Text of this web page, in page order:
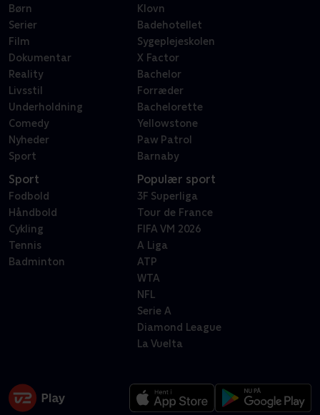
Børn
Serier
Film
Dokumentar
Reality
Livsstil
Underholdning
Comedy
Nyheder
Sport
Klovn
Badehotellet
Sygeplejeskolen
X Factor
Bachelor
Forræder
Bachelorette
Yellowstone
Paw Patrol
Barnaby
Sport
Fodbold
Håndbold
Cykling
Tennis
Badminton
Populær sport
3F Superliga
Tour de France
FIFA VM 2026
A Liga
ATP
WTA
NFL
Serie A
Diamond League
La Vuelta